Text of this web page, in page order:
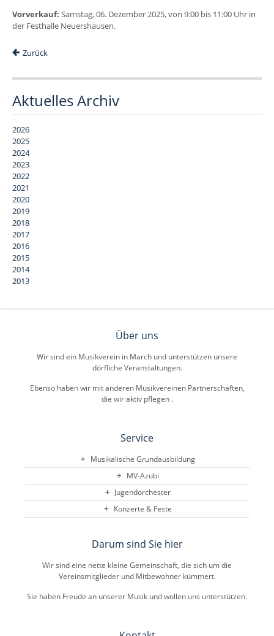
Vorverkauf: Samstag, 06. Dezember 2025, von 9:00 bis 11:00 Uhr in
der Festhalle Neuershausen.
Zurück
Aktuelles Archiv
2026
2025
2024
2023
2022
2021
2020
2019
2018
2017
2016
2015
2014
2013
Über uns
Wir sind ein Musikverein in March und unterstützen unsere
dörfliche Veranstaltungen.
Ebenso haben wir mit anderen Musikvereinen Partnerschaften,
die wir aktiv pflegen .
Service
Musikalische Grundausbildung
MV-Azubi
Jugendorchester
Konzerte & Feste
Darum sind Sie hier
Wir sind eine nette kleine Gemeinschaft, die sich um die
Vereinsmitglieder und Mitbewohner kümmert.
Sie haben Freude an unserer Musik und wollen uns unterstützen.